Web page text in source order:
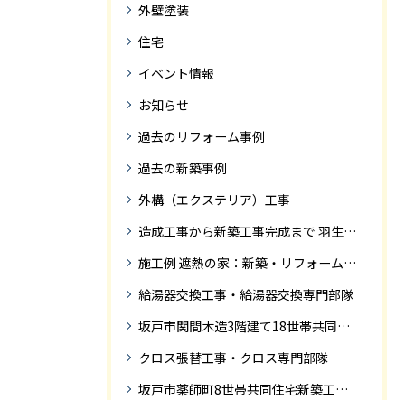
外壁塗装
住宅
イベント情報
お知らせ
過去のリフォーム事例
過去の新築事例
外構（エクステリア）工事
造成工事から新築工事完成まで 羽生市Ｓ様邸新築工事・
施工例 遮熱の家：新築・リフォーム ドローンにて空撮
給湯器交換工事・給湯器交換専門部隊
坂戸市関間木造3階建て18世帯共同住宅の完成迄紹介
クロス張替工事・クロス専門部隊
坂戸市薬師町8世帯共同住宅新築工事完成迄の紹介です